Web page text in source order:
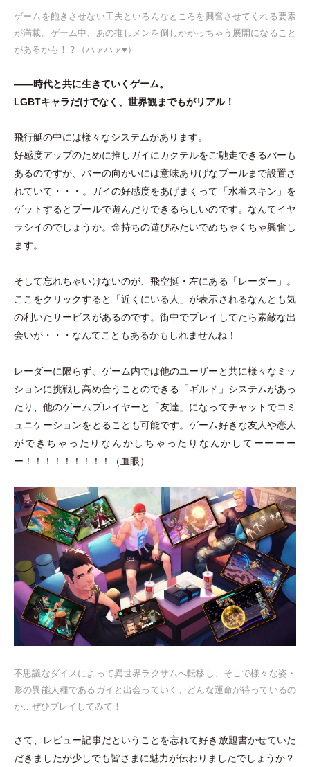
ゲームを飽きさせない工夫といろんなところを興奮させてくれる要素
が満載。ゲーム中、あの推しメンを倒しかかっちゃう展開になること
があるかも！？
（ハァハァ♥︎ ）
——時代と共に生きていくゲーム。
LGBTキャラだけでなく、世界観までもがリアル！
飛行艇の中には様々なシステムがあります。
好感度アップのために推しガイにカクテルをご馳走できるバーも
あるのですが、バーの向かいには意味ありげなプールまで設置さ
れていて ・ ・ ・ 。ガイの好感度をあげまくって 「水着スキン 」 を
ゲットするとプールで遊んだりできるらしいのです。なんてイヤ
ラシイのでしょうか。金持ちの遊びみたいでめちゃくちゃ興奮し
ます。
そして忘れちゃいけないのが、飛空挺 ・ 左にある 「 レーダー 」
。
ここをクリックすると
「近くにいる人 」が表示されるなんとも気
の利いたサービスがあるのです。街中でプレイしてたら素敵な出
会いが ・ ・ ・ なんてこともあるかもしれませんね！
レーダーに限らず、ゲーム内では他のユーザーと共に様々なミッ
ションに挑戦し高め合うことのできる 「ギルド 」 システムがあっ
たり、他のゲームプレイヤーと
「友達 」 になってチャットでコミ
ュニケーションをとることも可能です。ゲーム好きな友人や恋人
ができちゃったりなんかしちゃったりなんかしてーーーー
ー！！！！！！！！！
（ 血眼）
不思議なダイスによって異世界ラクサムへ転移し、そこで様々な姿 ・
形の異能人種であるガイと出会っていく。どんな運命が待っているの
か…ぜひプレイしてみて！
さて、レビュー記事だということを忘れて好き放題書かせていた
だきましたが少しでも皆さまに魅力が伝わりましたでしょうか？